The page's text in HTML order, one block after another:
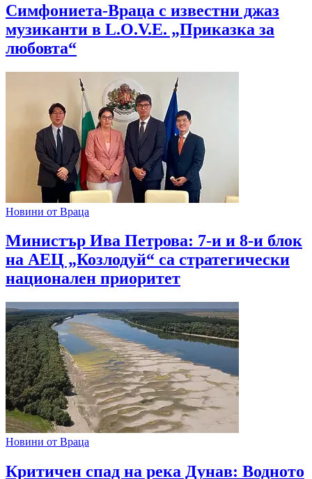
Симфониета-Враца с известни джаз
музиканти в L.O.V.E. „Приказка за
любовта“
Новини от Враца
Министър Ива Петрова: 7-и и 8-и блок
на АЕЦ „Козлодуй“ са стратегически
национален приоритет
Новини от Враца
Критичен спад на река Дунав: Водното